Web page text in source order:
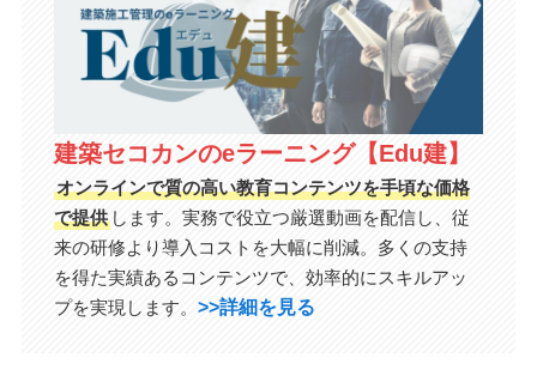
建築セコカンのeラーニング【Edu建】
オンラインで質の高い教育コンテンツを手頃な価格
で提供します。実務で役立つ厳選動画を配信し、従
来の研修より導入コストを大幅に削減。多くの支持
を得た実績あるコンテンツで、効率的にスキルアッ
プを実現します。 >>詳細を見る